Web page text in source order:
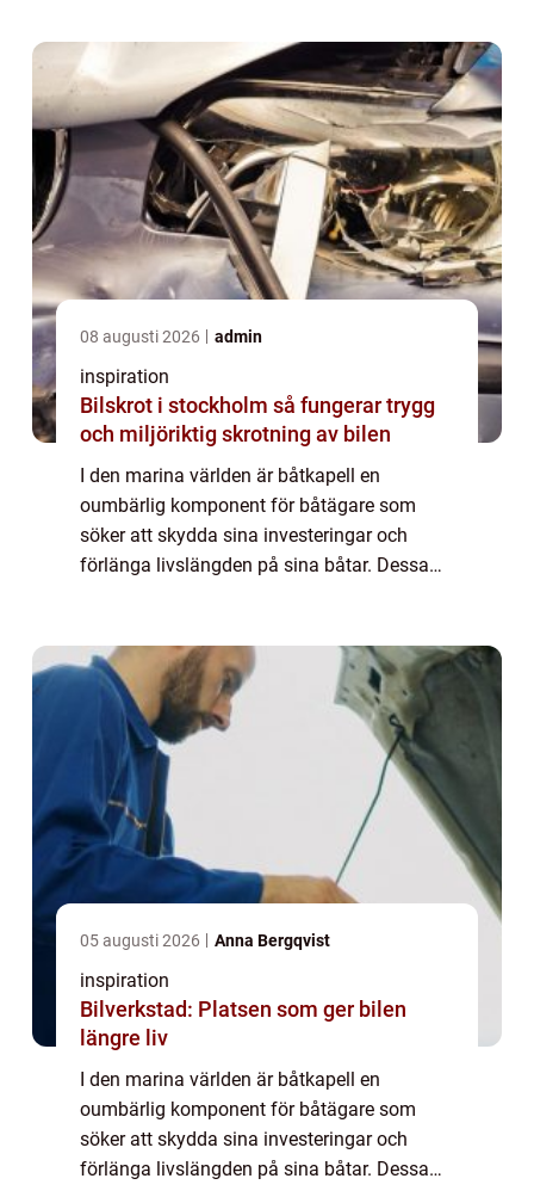
08 augusti 2026 admin
inspiration
Bilskrot i stockholm så fungerar trygg
och miljöriktig skrotning av bilen
I den marina världen är båtkapell en
oumbärlig komponent för båtägare som
söker att skydda sina investeringar och
förlänga livslängden på sina båtar. Dessa
05 augusti 2026 Anna Bergqvist
inspiration
Bilverkstad: Platsen som ger bilen
längre liv
I den marina världen är båtkapell en
oumbärlig komponent för båtägare som
söker att skydda sina investeringar och
förlänga livslängden på sina båtar. Dessa